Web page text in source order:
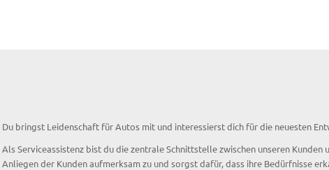
Du bringst Leidenschaft für Autos mit und interessierst dich für die neuesten
Als Serviceassistenz bist du die zentrale Schnittstelle zwischen unseren
Anliegen der Kunden aufmerksam zu und sorgst dafür, dass ihre Bedürfnisse